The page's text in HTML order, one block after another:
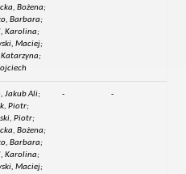
Bożena;
Barbara;
Karolina;
Maciej;
Katarzyna;
Jakub Ali;
Piotr;
Piotr;
Bożena;
Barbara;
Karolina;
Maciej;
- -